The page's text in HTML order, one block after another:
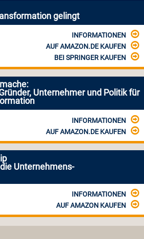
gelingt
INFORMATIONEN
AUF AMAZON.DE KAUFEN
BEI SPRINGER KAUFEN
Unternehmer und Politik für
INFORMATIONEN
AUF AMAZON.DE KAUFEN
Unternehmens-
INFORMATIONEN
AUF AMAZON KAUFEN